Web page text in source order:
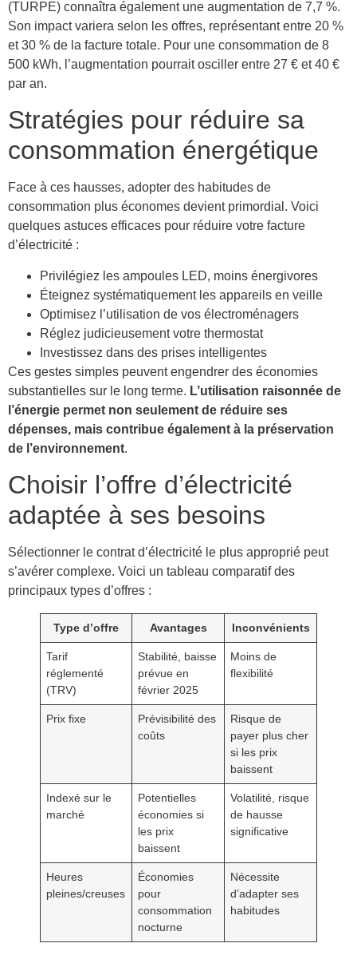
(TURPE) connaîtra également une augmentation de 7,7 %.
Son impact variera selon les offres, représentant entre 20 %
et 30 % de la facture totale. Pour une consommation de 8
500 kWh, l’augmentation pourrait osciller entre 27 € et 40 €
par an.
Stratégies pour réduire sa
consommation énergétique
Face à ces hausses, adopter des habitudes de
consommation plus économes devient primordial. Voici
quelques astuces efficaces pour réduire votre facture
d’électricité :
Privilégiez les ampoules LED, moins énergivores
Éteignez systématiquement les appareils en veille
Optimisez l’utilisation de vos électroménagers
Réglez judicieusement votre thermostat
Investissez dans des prises intelligentes
Ces gestes simples peuvent engendrer des économies
substantielles sur le long terme. L’utilisation raisonnée de
l’énergie permet non seulement de réduire ses
dépenses, mais contribue également à la préservation
de l’environnement.
Choisir l’offre d’électricité
adaptée à ses besoins
Sélectionner le contrat d’électricité le plus approprié peut
s’avérer complexe. Voici un tableau comparatif des
principaux types d’offres :
Type d’offre Avantages Inconvénients
Tarif
réglementé
(TRV)
Stabilité, baisse
prévue en
février 2025
Moins de
flexibilité
Prix fixe
Prévisibilité des
coûts
Risque de
payer plus cher
si les prix
baissent
Indexé sur le
marché
Potentielles
économies si
les prix
baissent
Volatilité, risque
de hausse
significative
Heures
pleines/creuses
Économies
pour
consommation
nocturne
Nécessite
d’adapter ses
habitudes